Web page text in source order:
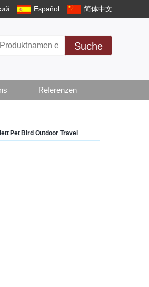
Español 简体中文
Suche
Referenzen
Pet Bird Outdoor Travel